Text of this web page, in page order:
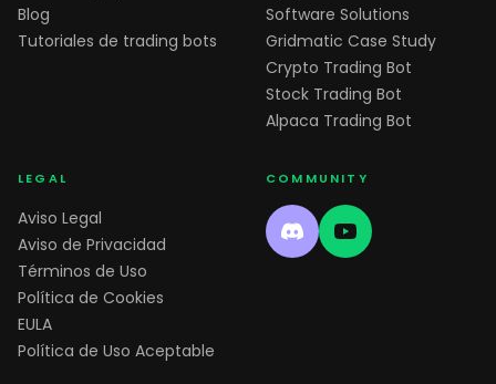
Blog
Tutoriales de trading bots
Software Solutions
Gridmatic Case Study
Crypto Trading Bot
Stock Trading Bot
Alpaca Trading Bot
LEGAL
Aviso Legal
Aviso de Privacidad
Términos de Uso
Política de Cookies
EULA
Política de Uso Aceptable
COMMUNITY